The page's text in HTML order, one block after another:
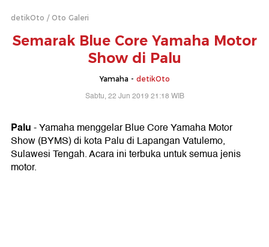
detikOto Oto Galeri
Semarak Blue Core Yamaha Motor
Show di Palu
Yamaha - detikOto
Sabtu, 22 Jun 2019 21:18 WIB
Palu- Yamaha menggelar Blue Core Yamaha Motor
Show (BYMS) di kota Palu di Lapangan Vatulemo,
Sulawesi Tengah. Acara ini terbuka untuk semua jenis
motor.